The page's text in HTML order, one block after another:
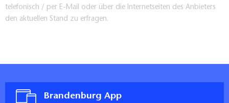
telefonisch / per E-Mail oder über die Internetseiten des Anbieters
den aktuellen Stand zu erfragen.
Brandenburg App